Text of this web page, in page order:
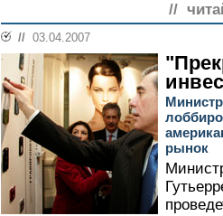
//
// 03.04.2007
рынок